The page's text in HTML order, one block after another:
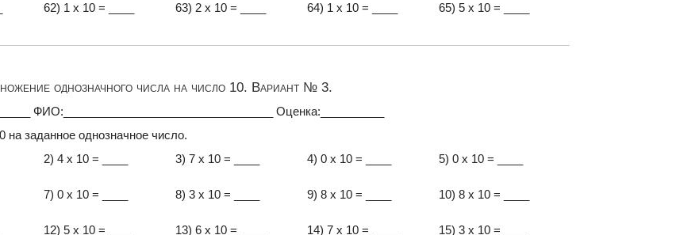
62) 1 x 10 = ____ 63) 2 x 10 = ____ 64) 1 x 10 = ____ 65) 5 x 10 = ____
однозначного числа на число 10. Вариант № 3.
ФИО:_________________________________ Оценка:__________
на заданное однозначное число.
2) 4 x 10 = ____ 3) 7 x 10 = ____ 4) 0 x 10 = ____ 5) 0 x 10 = ____
7) 0 x 10 = ____ 8) 3 x 10 = ____ 9) 8 x 10 = ____ 10) 8 x 10 = ____
12) 5 x 10 = ____ 13) 6 x 10 = ____ 14) 7 x 10 = ____ 15) 3 x 10 = ____